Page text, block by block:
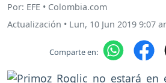
Por: EFE • Colombia.com
Actualización • Lun, 10 Jun 2019 9:07
Comparte en: